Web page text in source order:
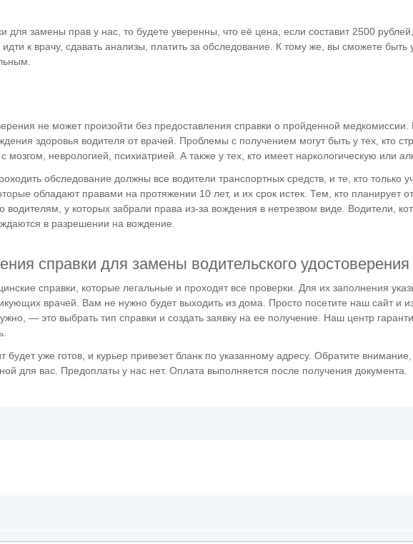
для замены прав у нас, то будете уверенны, что её цена, если составит 2500
к врачу, сдавать анализы, платить за обследование. К тому же, вы сможете быть
не может произойти без предоставления справки о пройденной медкомиссии.
здоровья водителя от врачей. Проблемы с получением могут быть у тех, кто
неврологией, психиатрией. А также у тех, кто имеет наркологическую или
обследование должны все водители транспортных средств, и те, кто только
обладают правами на протяжении 10 лет, и их срок истек. Тем, кто планирует
водителям, у которых забрали права из-за вождения в нетрезвом виде. Водители,
в разрешении на вождение.
справки для замены водительского удостоверения
справки, которые легальные и проходят все проверки. Для их заполнения
врачей. Вам не нужно будет выходить из дома. Просто посетите наш сайт и
— это выбрать тип справки и создать заявку на ее получение. Наш центр
будет уже готов, и курьер привезет бланк по указанному адресу. Обратите
для вас. Предоплаты у нас нет. Оплата выполняется после получения документа.